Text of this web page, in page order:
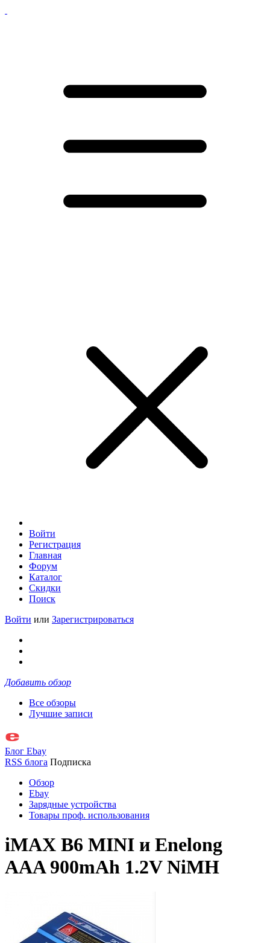
Войти
Регистрация
Главная
Форум
Каталог
Скидки
Поиск
Войти или Зарегистрироваться
Добавить обзор
Все обзоры
Лучшие записи
Блог Ebay
RSS блога Подписка
Обзор
Ebay
Зарядные устройства
Товары проф. использования
iMAX B6 MINI и Enelong
AAA 900mAh 1.2V NiMH